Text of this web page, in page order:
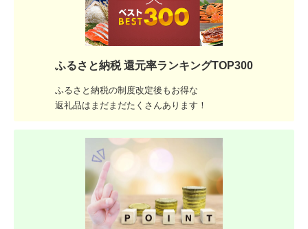
ふるさと納税 還元率ランキングTOP300
ふるさと納税の制度改定後もお得な
返礼品はまだまだたくさんあります！